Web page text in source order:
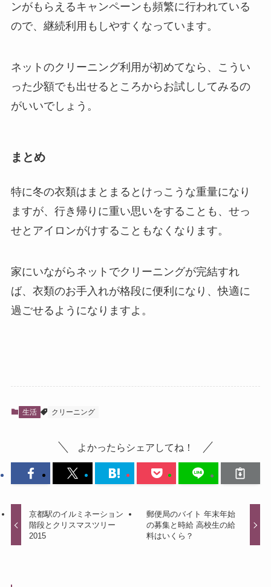
ンがもらえるキャンペーンも頻繁に行われている
ので、継続利用もしやすくなっています。
ネットのクリーニング利用が初めてなら、こうい
った少額でも出せるところからお試し してみるの
がいいでしょう。
まとめ
特に冬の衣類はまとまるとけっこうな重量になり
ますが、行き帰りに重い思いをすることも、せっ
せとアイロンがけすることもなくなります。
家にいながらネットでクリーニングが完結すれ
ば、衣類のお手入れが格段に便利になり、快適に
過ごせるようになりますよ。
生活 クリーニング
よかったらシェアしてね！
京都駅のイルミネーション
階段とクリスマスツリー
2015
郵便局のバイト 年末年始
の募集と時給 高校生の給
料はいくら？